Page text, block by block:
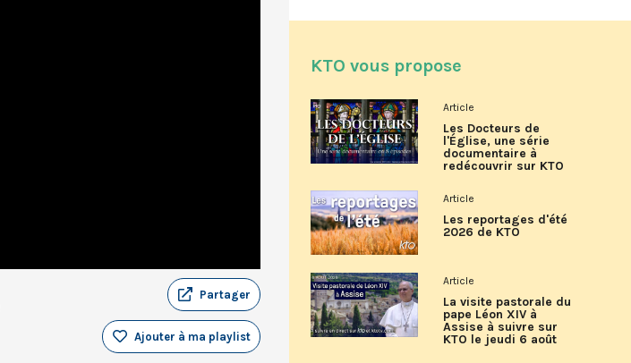
Partager
Ajouter à ma playlist
KTO vous propose
Article
Les Docteurs de
l'Église, une série
documentaire à
redécouvrir sur KTO
Article
Les reportages d'été
2026 de KTO
Article
La visite pastorale du
pape Léon XIV à
Assise à suivre sur
KTO le jeudi 6 août